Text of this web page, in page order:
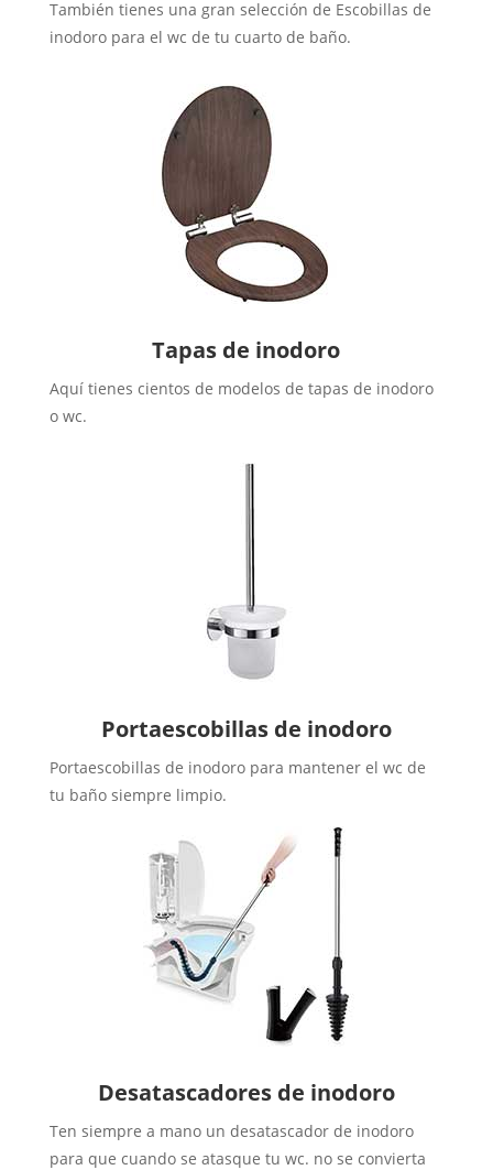
También tienes una gran selección de Escobillas de
inodoro para el wc de tu cuarto de baño.
Tapas de inodoro
Aquí tienes cientos de modelos de tapas de inodoro
o wc.
Portaescobillas de inodoro
Portaescobillas de inodoro para mantener el wc de
tu baño siempre limpio.
Desatascadores de inodoro
Ten siempre a mano un desatascador de inodoro
para que cuando se atasque tu wc. no se convierta